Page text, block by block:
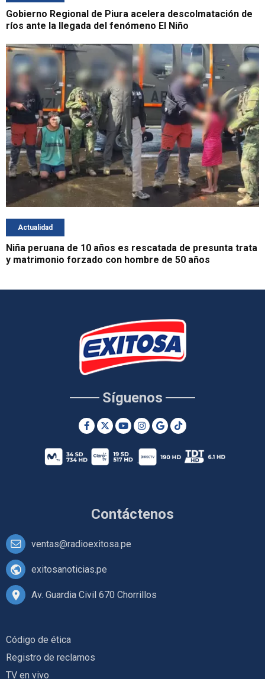
Gobierno Regional de Piura acelera descolmatación de
ríos ante la llegada del fenómeno El Niño
Actualidad
Niña peruana de 10 años es rescatada de presunta trata
y matrimonio forzado con hombre de 50 años
Contáctenos
ventas@radioexitosa.pe
exitosanoticias.pe
Av. Guardia Civil 670 Chorrillos
Síguenos
Código de ética
Registro de reclamos
TV en vivo